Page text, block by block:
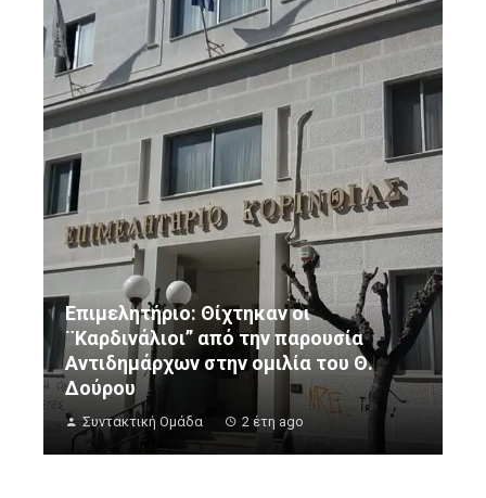
Επιμελητήριο: Θίχτηκαν οι
¨Καρδινάλιοι” από την παρουσία
Αντιδημάρχων στην ομιλία του Θ.
Δούρου
Συντακτική Ομάδα 2 έτη ago